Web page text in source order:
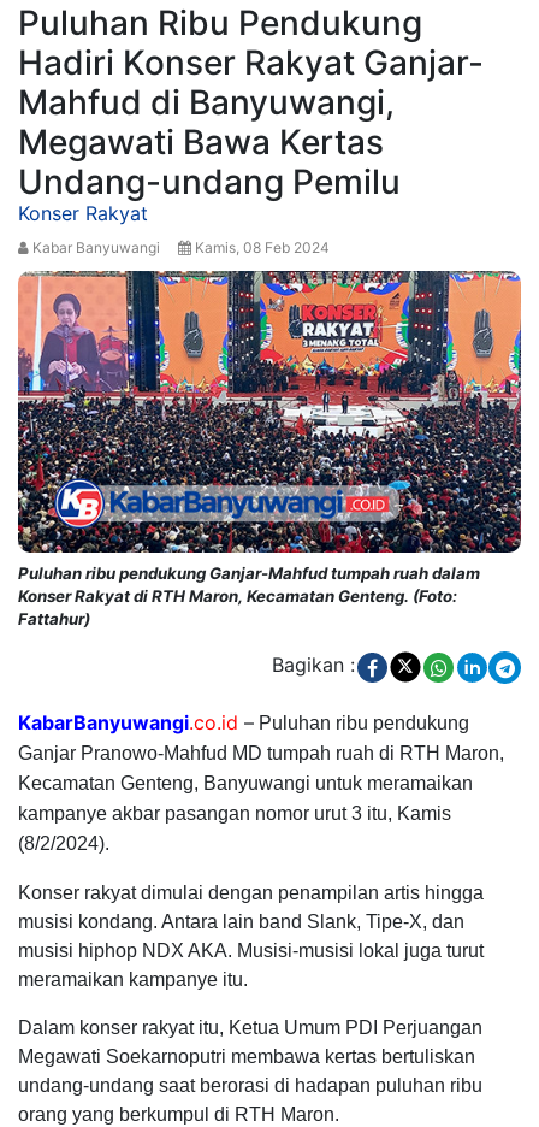
Puluhan Ribu Pendukung
Hadiri Konser Rakyat Ganjar-
Mahfud di Banyuwangi,
Megawati Bawa Kertas
Undang-undang Pemilu
Konser Rakyat
Kabar Banyuwangi Kamis, 08 Feb 2024
Puluhan ribu pendukung Ganjar-Mahfud tumpah ruah dalam
Konser Rakyat di RTH Maron, Kecamatan Genteng. (Foto:
Fattahur)
Bagikan :
KabarBanyuwangi.co.id – Puluhan ribu pendukung
Ganjar Pranowo-Mahfud MD tumpah ruah di RTH Maron,
Kecamatan Genteng, Banyuwangi untuk meramaikan
kampanye akbar pasangan nomor urut 3 itu, Kamis
(8/2/2024).
Konser rakyat dimulai dengan penampilan artis hingga
musisi kondang. Antara lain band Slank, Tipe-X, dan
musisi hiphop NDX AKA. Musisi-musisi lokal juga turut
meramaikan kampanye itu.
Dalam konser rakyat itu, Ketua Umum PDI Perjuangan
Megawati Soekarnoputri membawa kertas bertuliskan
undang-undang saat berorasi di hadapan puluhan ribu
orang yang berkumpul di RTH Maron.